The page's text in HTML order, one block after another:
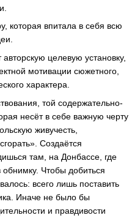
которая впитала в себя всю
целевую установку,
мотивации сюжетного,
характера.
той содержательно-
несёт в себе важную черту
живучесть,
Создаётся
там, на Донбассе, где
Чтобы добиться
всего лишь поставить
Иначе не было бы
и правдивости